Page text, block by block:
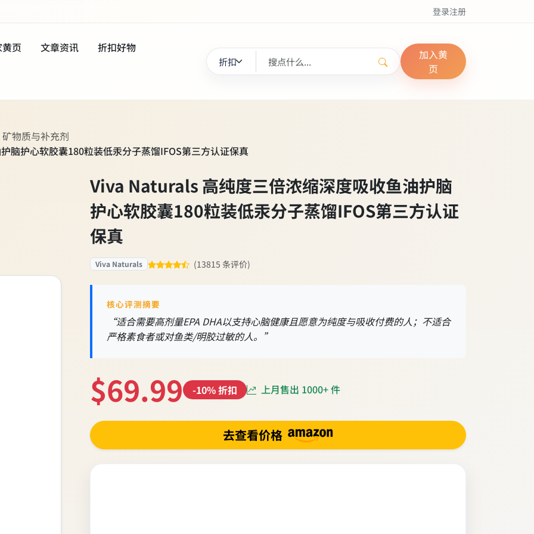
登录注册
页 文章资讯 折扣好物
加入黄
页
物质与补充剂
脑护心软胶囊180粒装低汞分子蒸馏IFOS第三方认证保真
Viva Naturals 高纯度三倍浓缩深度吸收鱼油护脑
护心软胶囊180粒装低汞分子蒸馏IFOS第三方认证
保真
Viva Naturals (13815 条评价)
核心评测摘要
“适合需要高剂量EPA DHA以支持心脑健康且愿意为纯度与吸收付费的人；不适合
严格素食者或对鱼类/明胶过敏的人。”
$69.99 -10% 折扣 上月售出 1000+ 件
去查看价格